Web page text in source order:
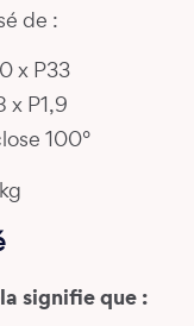
de :
x P33
x P1,9
100°
signifie que :